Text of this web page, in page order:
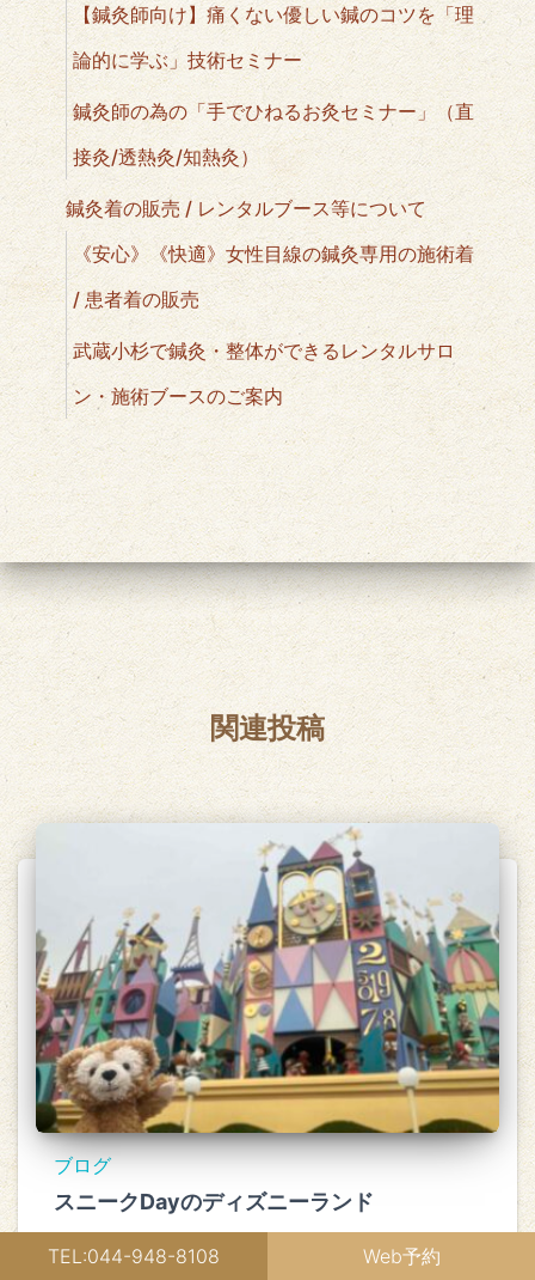
TEL:044-948-8108 Web予約
【鍼灸師向け】痛くない優しい鍼のコツを「理
論的に学ぶ」技術セミナー
鍼灸師の為の「手でひねるお灸セミナー」（直
接灸/透熱灸/知熱灸）
鍼灸着の販売 / レンタルブース等について
《安心》《快適》女性目線の鍼灸専用の施術着
/ 患者着の販売
武蔵小杉で鍼灸・整体ができるレンタルサロ
ン・施術ブースのご案内
関連投稿
ブログ
スニークDayのディズニーランド
(^O^) ７月１日は 続きを読む